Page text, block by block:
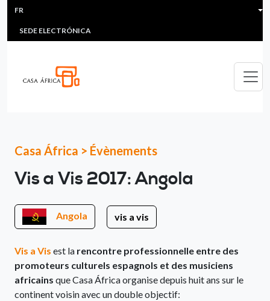
Aller au contenu principal
HEADER MENU
MULTIMEDIA
SEDE ELECTRÓNICA
FR
Casa África > Évènements
Vis a Vis 2017: Angola
Angola vis a vis
Vis a Vis est la rencontre professionnelle entre des
promoteurs culturels espagnols et des musiciens
africains que Casa África organise depuis huit ans sur le
continent voisin avec un double objectif: